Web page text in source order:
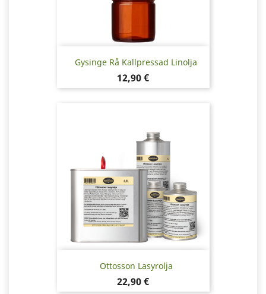
Gysinge Rå Kallpressad Linolja
Pris
12,90 €
Ottosson Lasyrolja
Pris
22,90 €